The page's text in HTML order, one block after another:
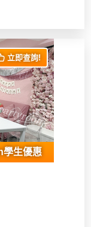
立即查詢!
學生優惠